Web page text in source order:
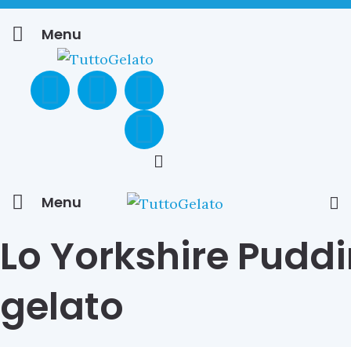
Menu
Menu
Lo Yorkshire
gelato